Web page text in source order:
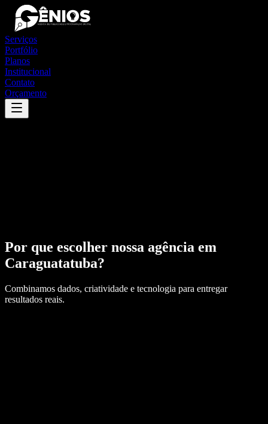
Serviços
Portfólio
Planos
Institucional
Contato
Orçamento
Por que escolher nossa agência em
Caraguatatuba?
Combinamos dados, criatividade e tecnologia para entregar
resultados reais.